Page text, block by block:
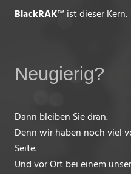
BlackRAK™ ist dieser Kern.
Neugierig?
Dann bleiben Sie dran.
Denn wir haben noch viel
Seite.
Und vor Ort bei einem